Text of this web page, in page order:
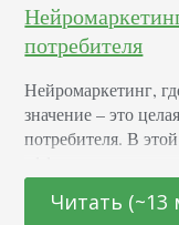
потребителя
Нейромаркетинг,
значение – это
потребителя. В
последних
нейронаук. От
Читать (~13